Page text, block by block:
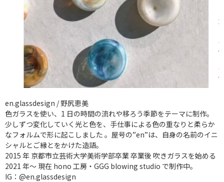
en.glassdesign / 野尻恵美
色ガラスを使い、1 日の時間の流れや移ろう季節をテーマに制作。
少しずつ変化していく光と色を、手仕事による色の重なりと柔らか
なフォルムで形に起こしました 。屋号の”en”は、自身の名前のイニ
シャルとご縁とをかけた造語。
2015 年 京都市立芸術大学美術学部卒業 卒業後 吹きガラスを始める
2021 年～ 現在 hono 工房・GGG blowing studio で制作中。
IG：@en.glassdesign